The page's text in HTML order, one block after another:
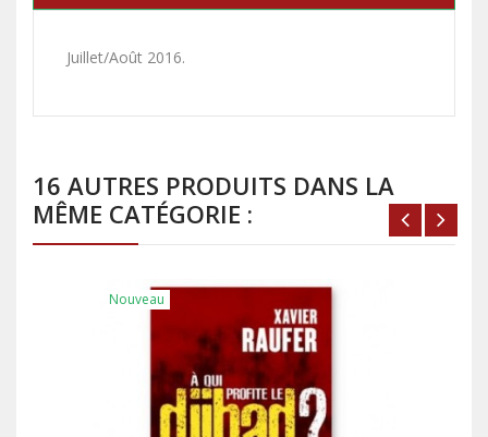
Juillet/Août 2016.
16 AUTRES PRODUITS DANS LA
MÊME CATÉGORIE :
Nouveau